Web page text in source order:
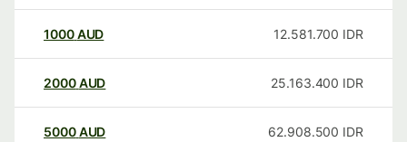
1000AUD 12.581.700 IDR
2000AUD 25.163.400 IDR
5000AUD 62.908.500 IDR